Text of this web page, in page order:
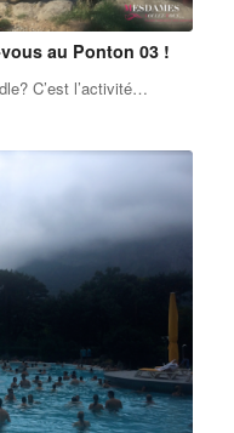
au Ponton 03 !
C’est l’activité…